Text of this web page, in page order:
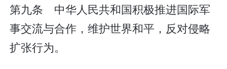
第九条 中华人民共和国积极推进国际军
事交流与合作，维护世界和平，反对侵略
扩张行为。